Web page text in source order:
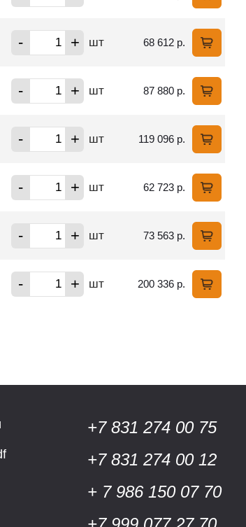
- + шт 68 612 р.
- + шт 87 880 р.
- + шт 119 096 р.
- + шт 62 723 р.
- + шт 73 563 р.
- + шт 200 336 р.
+7 831 274 00 75
+7 831 274 00 12
+ 7 986 150 07 70